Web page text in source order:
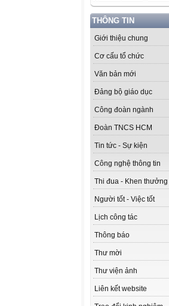
THÔNG TIN
Giới thiệu chung
Cơ cấu tổ chức
Văn bản mới
Đảng bộ giáo dục
Công đoàn ngành
Đoàn TNCS HCM
Tin tức - Sự kiện
Công nghệ thông tin
Thi đua - Khen thưởng
Người tốt - Việc tốt
Lịch công tác
Thông báo
Thư mời
Thư viện ảnh
Liên kết website